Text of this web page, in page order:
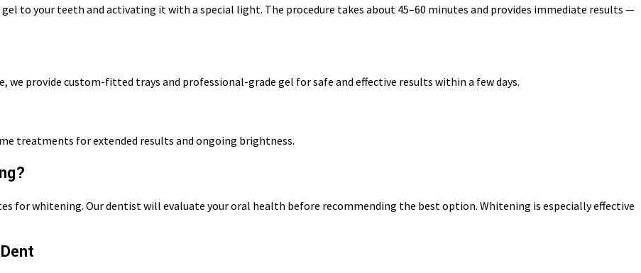
to your teeth and activating it with a special light. The procedure takes about 45–60 minutes and provides immediate results —
provide custom-fitted trays and professional-grade gel for safe and effective results within a few days.
treatments for extended results and ongoing brightness.
for whitening. Our dentist will evaluate your oral health before recommending the best option. Whitening is especially effective